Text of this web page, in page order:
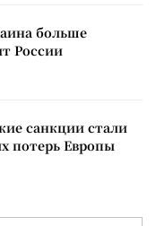
больше
России
санкции стали
потерь Европы